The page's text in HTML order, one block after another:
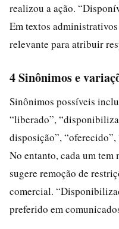
realizou a ação.
Em textos
relevante para atribuir
4 Sinônimos e
Sinônimos possíveis
“liberado”,
disposição”,
No entanto, cada um
sugere remoção de
comercial.
preferido em